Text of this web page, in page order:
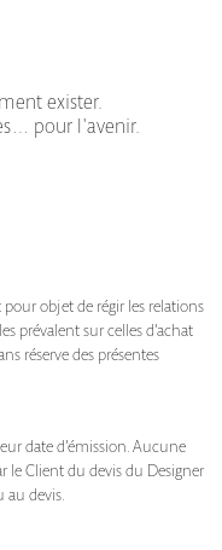
exister.
pour l'avenir.
objet de régir les relations
prévalent sur celles d’achat
réserve des présentes
date d’émission. Aucune
le Client du devis du Designer
devis.